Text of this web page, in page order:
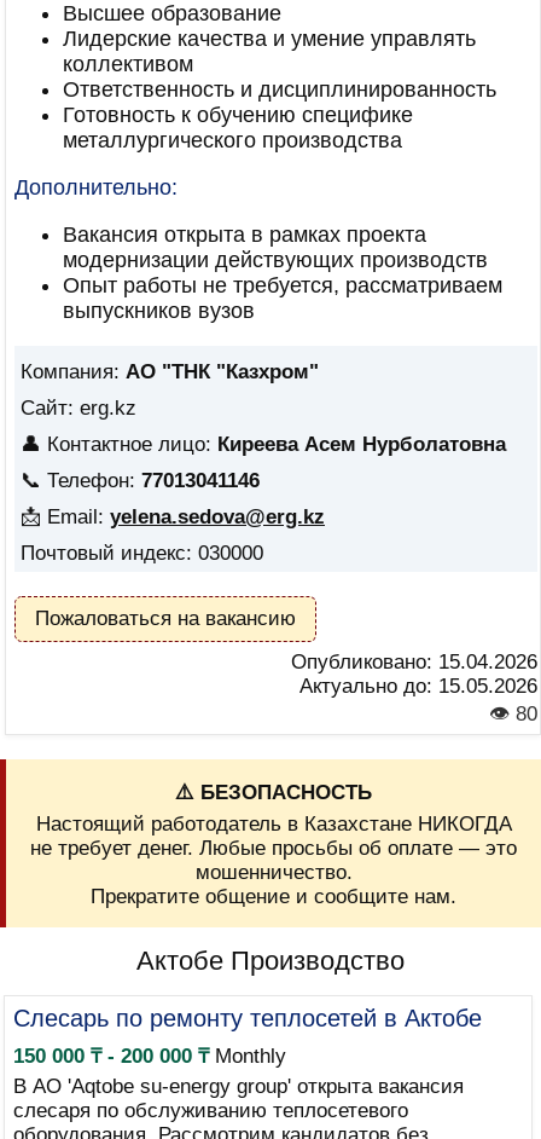
Высшее образование
Лидерские качества и умение управлять
коллективом
Ответственность и дисциплинированность
Готовность к обучению специфике
металлургического производства
Дополнительно:
Вакансия открыта в рамках проекта
модернизации действующих производств
Опыт работы не требуется, рассматриваем
выпускников вузов
Компания: АО "ТНК "Казхром"
Сайт: erg.kz
👤 Контактное лицо: Киреева Асем Нурболатовна
📞 Телефон: 77013041146
📩 Email: yelena.sedova@erg.kz
Почтовый индекс: 030000
Пожаловаться на вакансию
Опубликовано: 15.04.2026
Актуально до: 15.05.2026
👁 80
⚠️ БЕЗОПАСНОСТЬ
Настоящий работодатель в Казахстане НИКОГДА
не требует денег. Любые просьбы об оплате — это
мошенничество.
Прекратите общение и сообщите нам.
Актобе Производство
Слесарь по ремонту теплосетей в Актобе
150 000 ₸ - 200 000 ₸Monthly
В АО 'Aqtobe su-energy group' открыта вакансия
слесаря по обслуживанию теплосетевого